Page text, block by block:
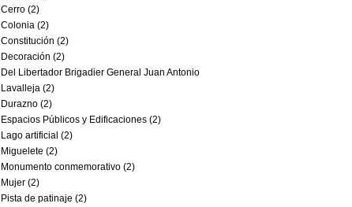
Cerro (2)
Colonia (2)
Constitución (2)
Decoración (2)
Del Libertador Brigadier General Juan Antonio
Lavalleja (2)
Durazno (2)
Espacios Públicos y Edificaciones (2)
Lago artificial (2)
Miguelete (2)
Monumento conmemorativo (2)
Mujer (2)
Pista de patinaje (2)